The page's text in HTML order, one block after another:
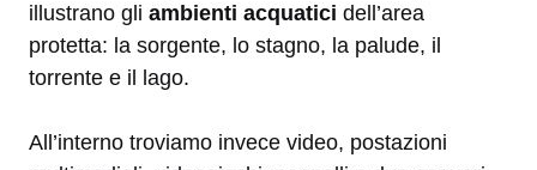
illustrano gli ambienti acquatici dell’area
protetta: la sorgente, lo stagno, la palude, il
torrente e il lago.
All’interno troviamo invece video, postazioni